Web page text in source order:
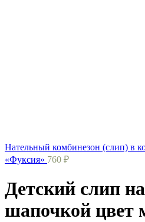
Нательный комбинезон (слип) в
«Фуксия» 760 ₽
Детский слип
шапочкой цвет